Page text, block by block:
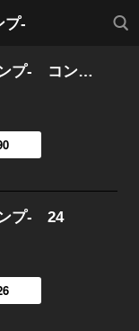
プ-
検索
SERVAMP-サーヴァンプ- コンプリートガイドブック
ンプ- 24